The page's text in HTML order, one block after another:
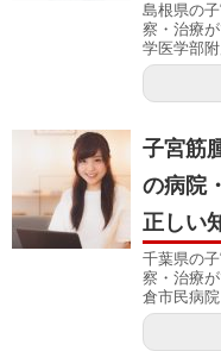
島根県の
察・治療
学医学部
子宮筋
の病院
正しい
千葉県の
察・治療
倉市民病